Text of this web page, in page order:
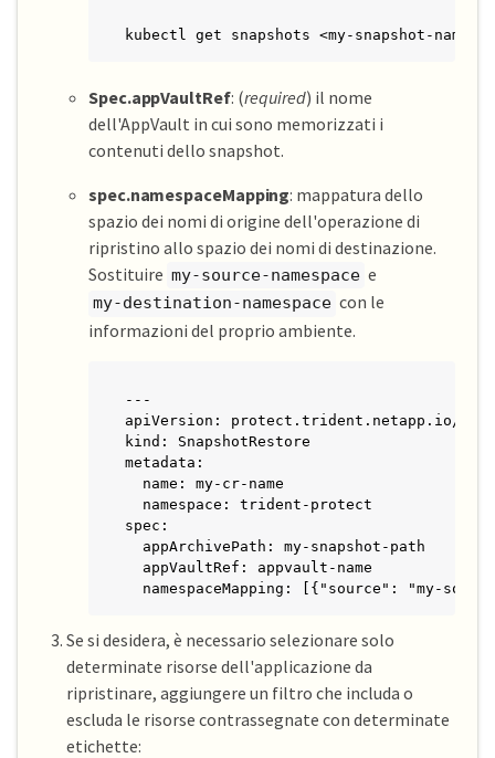
kubectl get snapshots <my-snapshot-
Spec.appVaultRef: (required) il nome
dell'AppVault in cui sono memorizzati i
contenuti dello snapshot.
spec.namespaceMapping: mappatura dello
spazio dei nomi di origine dell'operazione di
ripristino allo spazio dei nomi di destinazione.
Sostituire my-source-namespace e
my-destination-namespace con le
informazioni del proprio ambiente.
---
apiVersion: protect.trident.netapp.io/v1
kind: SnapshotRestore
metadata:
  name: my-cr-name
  namespace: trident-protect
spec:
  appArchivePath: my-snapshot-path
  appVaultRef: appvault-name
namespaceMapping: [{"source": "my-
Se si desidera, è necessario selezionare solo
determinate risorse dell'applicazione da
ripristinare, aggiungere un filtro che includa o
escluda le risorse contrassegnate con determinate
etichette: